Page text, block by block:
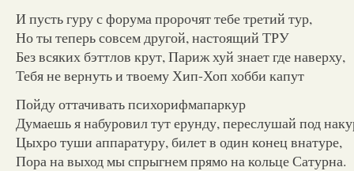
И пусть гуру с форума пророчят тебе третий тур,
Но ты теперь совсем другой, настоящий ТРУ
Без всяких бэттлов крут, Париж хуй знает где наверху,
Тебя не вернуть и твоему Хип-Хоп хобби капут
Пойду оттачивать психорифмапаркур
Думаешь я набуровил тут ерунду, переслушай под
Цыхро туши аппаратуру, билет в один конец внатуре,
Пора на выход мы спрыгнем прямо на кольце Сатурна.